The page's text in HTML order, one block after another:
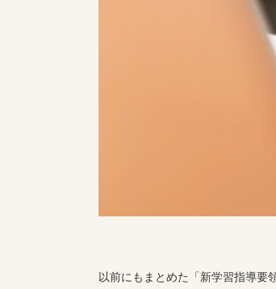
以前にもまとめた「新学習指導要